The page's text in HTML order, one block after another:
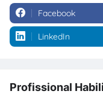
Facebook
LinkedIn
Profissional